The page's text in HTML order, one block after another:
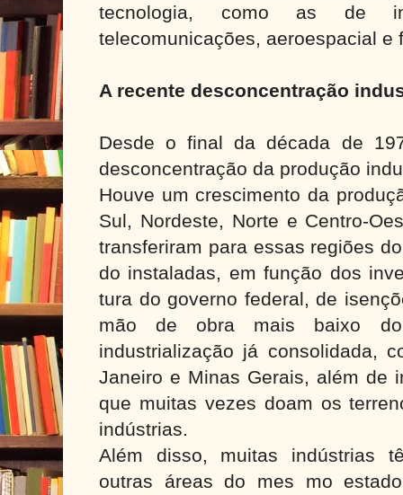
tecnologia, como as de
telecomunicações, aeroespacial e
A recente desconcentração
Desde o final da década de
desconcentração da produção
Houve um crescimento da
Sul, Nordeste, Norte e Centro-
transferiram para essas regiões
do instaladas, em função dos
tura do governo federal, de
mão de obra mais baixo
industrialização já consolidada,
Janeiro e Minas Gerais, além de
que muitas vezes doam os
indústrias.
Além disso, muitas indústrias
outras áreas do mes mo